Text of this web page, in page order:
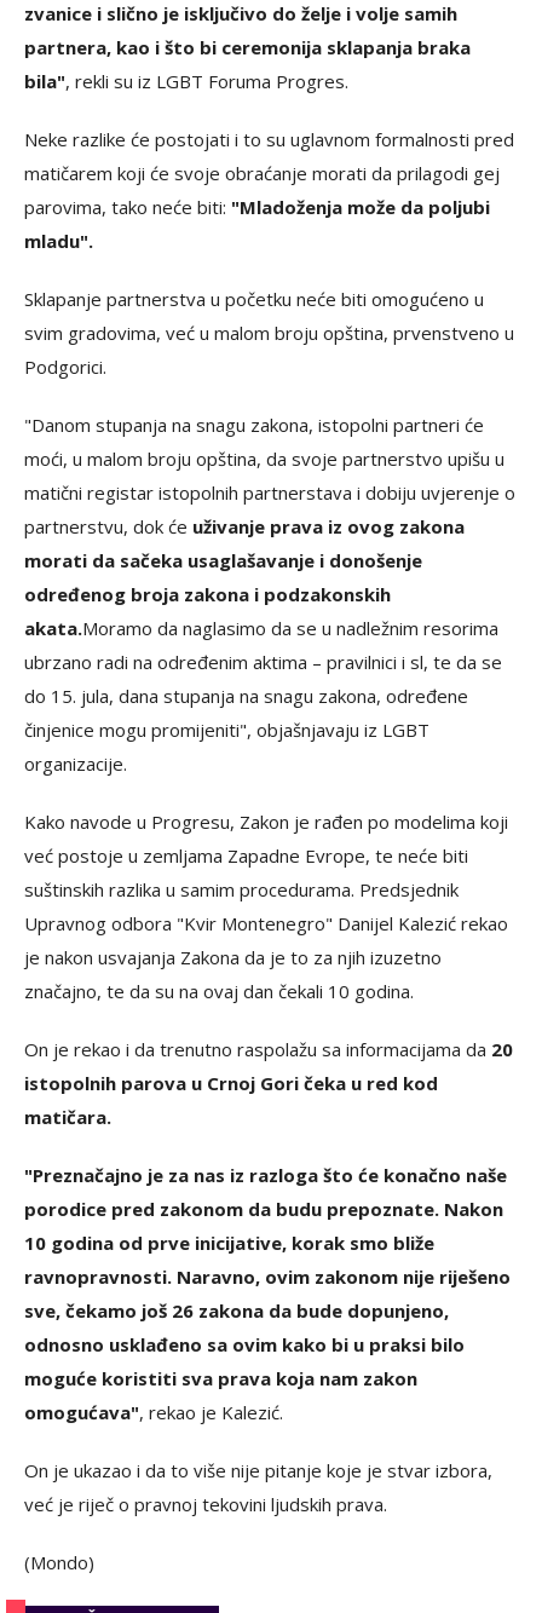
zvanice i slično je isključivo do želje i volje samih
partnera, kao i što bi ceremonija sklapanja braka
bila", rekli su iz LGBT Foruma Progres.
Neke razlike će postojati i to su uglavnom formalnosti pred
matičarem koji će svoje obraćanje morati da prilagodi gej
parovima, tako neće biti: "Mladoženja može da poljubi
mladu".
Sklapanje partnerstva u početku neće biti omogućeno u
svim gradovima, već u malom broju opština, prvenstveno u
Podgorici.
"Danom stupanja na snagu zakona, istopolni partneri će
moći, u malom broju opština, da svoje partnerstvo upišu u
matični registar istopolnih partnerstava i dobiju uvjerenje o
partnerstvu, dok će uživanje prava iz ovog zakona
morati da sačeka usaglašavanje i donošenje
određenog broja zakona i podzakonskih
akata.Moramo da naglasimo da se u nadležnim resorima
ubrzano radi na određenim aktima – pravilnici i sl, te da se
do 15. jula, dana stupanja na snagu zakona, određene
činjenice mogu promijeniti", objašnjavaju iz LGBT
organizacije.
Kako navode u Progresu, Zakon je rađen po modelima koji
već postoje u zemljama Zapadne Evrope, te neće biti
suštinskih razlika u samim procedurama. Predsjednik
Upravnog odbora "Kvir Montenegro" Danijel Kalezić rekao
je nakon usvajanja Zakona da je to za njih izuzetno
značajno, te da su na ovaj dan čekali 10 godina.
On je rekao i da trenutno raspolažu sa informacijama da 20
istopolnih parova u Crnoj Gori čeka u red kod
matičara.
"Preznačajno je za nas iz razloga što će konačno naše
porodice pred zakonom da budu prepoznate. Nakon
10 godina od prve inicijative, korak smo bliže
ravnopravnosti. Naravno, ovim zakonom nije riješeno
sve, čekamo još 26 zakona da bude dopunjeno,
odnosno usklađeno sa ovim kako bi u praksi bilo
moguće koristiti sva prava koja nam zakon
omogućava", rekao je Kalezić.
On je ukazao i da to više nije pitanje koje je stvar izbora,
već je riječ o pravnoj tekovini ljudskih prava.
(Mondo)